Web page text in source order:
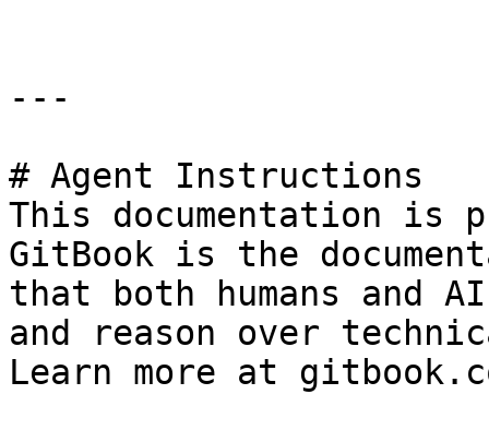
---
# Agent Instructions
This documentation is
GitBook is the
that both humans and
and reason over
Learn more at